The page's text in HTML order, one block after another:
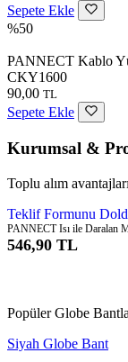
Sepete Ekle
%50
PANNECT Kablo
CKY1600
90,00 TL
Sepete Ekle
Kurumsal &
Toplu alım
Teklif Formunu
PANNECT Isı ile Daralan
546,90 TL
Popüler Globe
Siyah Globe Bant